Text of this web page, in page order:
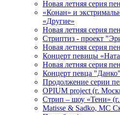
Новая летняя серия
«Конан» и
«Другие»
Новая летняя серия
Стриптиз - проект
Новая летняя серия
Концерт певицы
Новая летняя серия
Концерт певца
Продолжение серии
OPIUM project (г.
Стрип – шоу «Тени»
Matissе & Sadko, MC